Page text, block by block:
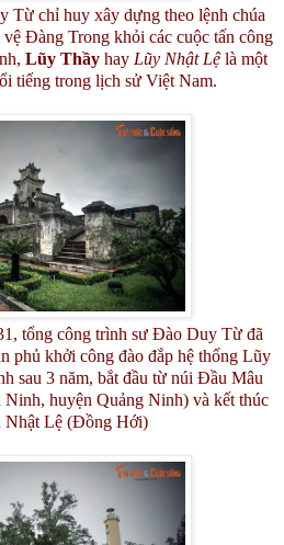
Từ chỉ huy xây dựng theo lệnh chúa
Đàng Trong khỏi các cuộc tấn công
Lũy Thầyhay Lũy Nhật Lệlà một
tiếng trong lịch sử Việt Nam.
tổng công trình sư Đào Duy Từ đã
phủ khởi công đào đắp hệ thống Lũy
sau 3 năm, bắt đầu từ núi Đầu Mâu
huyện Quảng Ninh) và kết thúc
Nhật Lệ (Đồng Hới)